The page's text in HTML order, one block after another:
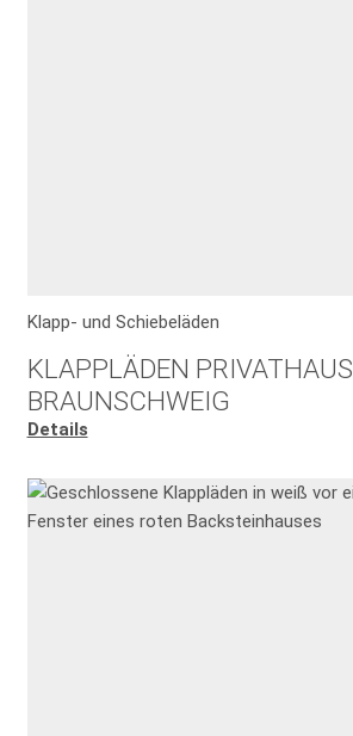
Klapp- und Schiebeläden
KLAPPLÄDEN PRIVATHAUS
BRAUNSCHWEIG
Details